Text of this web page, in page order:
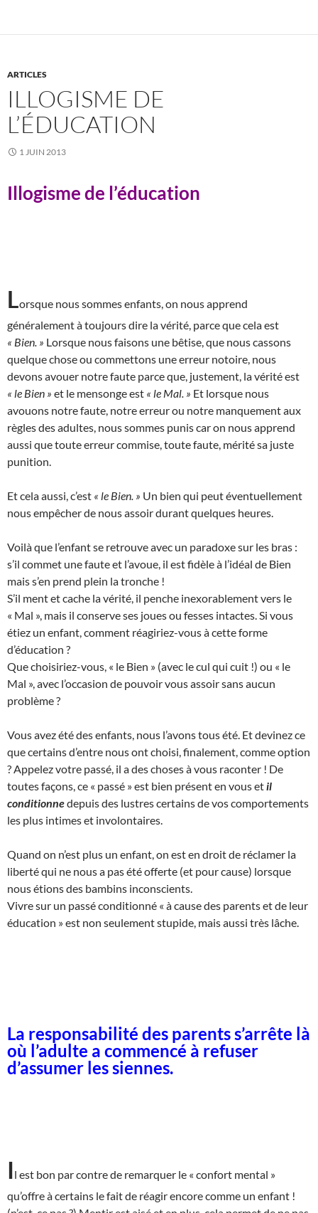
ARTICLES
ILLOGISME DE
L’ÉDUCATION
1 JUIN 2013
Illogisme de l’éducation
Lorsque nous sommes enfants, on nous apprend
généralement à toujours dire la vérité, parce que cela est
« Bien. » Lorsque nous faisons une bêtise, que nous cassons
quelque chose ou commettons une erreur notoire, nous
devons avouer notre faute parce que, justement, la vérité est
« le Bien » et le mensonge est « le Mal. » Et lorsque nous
avouons notre faute, notre erreur ou notre manquement aux
règles des adultes, nous sommes punis car on nous apprend
aussi que toute erreur commise, toute faute, mérité sa juste
punition.
Et cela aussi, c’est « le Bien. » Un bien qui peut éventuellement
nous empêcher de nous assoir durant quelques heures.
Voilà que l’enfant se retrouve avec un paradoxe sur les bras :
s’il commet une faute et l’avoue, il est fidèle à l’idéal de Bien
mais s’en prend plein la tronche !
S’il ment et cache la vérité, il penche inexorablement vers le
« Mal », mais il conserve ses joues ou fesses intactes. Si vous
étiez un enfant, comment réagiriez-vous à cette forme
d’éducation ?
Que choisiriez-vous, « le Bien » (avec le cul qui cuit !) ou « le
Mal », avec l’occasion de pouvoir vous assoir sans aucun
problème ?
Vous avez été des enfants, nous l’avons tous été. Et devinez ce
que certains d’entre nous ont choisi, finalement, comme option
? Appelez votre passé, il a des choses à vous raconter ! De
toutes façons, ce « passé » est bien présent en vous et il
conditionnedepuis des lustres certains de vos comportements
les plus intimes et involontaires.
Quand on n’est plus un enfant, on est en droit de réclamer la
liberté qui ne nous a pas été offerte (et pour cause) lorsque
nous étions des bambins inconscients.
Vivre sur un passé conditionné « à cause des parents et de leur
éducation » est non seulement stupide, mais aussi très lâche.
La responsabilité des parents s’arrête là
où l’adulte a commencé à refuser
d’assumer les siennes.
Il est bon par contre de remarquer le « confort mental »
qu’offre à certains le fait de réagir encore comme un enfant !